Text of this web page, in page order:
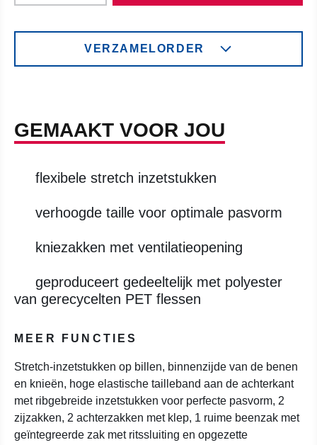
VERZAMELORDER
GEMAAKT VOOR JOU
flexibele stretch inzetstukken
verhoogde taille voor optimale pasvorm
kniezakken met ventilatieopening
geproduceert gedeeltelijk met polyester
van gerecycelten PET flessen
MEER FUNCTIES
Stretch-inzetstukken op billen, binnenzijde van de benen
en knieën, hoge elastische tailleband aan de achterkant
met ribgebreide inzetstukken voor perfecte pasvorm, 2
zijzakken, 2 achterzakken met klep, 1 ruime beenzak met
geïntegreerde zak met ritssluiting en opgezette